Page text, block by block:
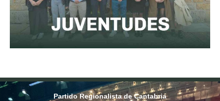
Partido Regionalista de Cantabria